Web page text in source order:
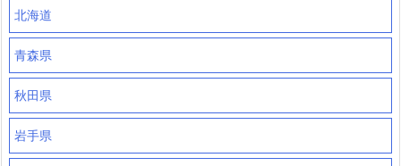
北海道
青森県
秋田県
岩手県